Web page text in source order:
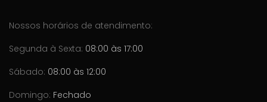
Nossos horários de atendimento:
Segunda à Sexta: 08:00 às 17:00
Sábado: 08:00 às 12:00
Domingo: Fechado